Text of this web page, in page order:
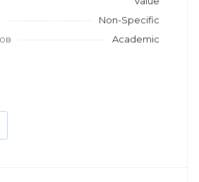
Non-Specific
Academic